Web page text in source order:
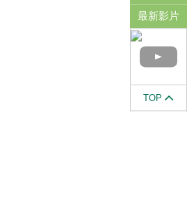
最新影片
TOP